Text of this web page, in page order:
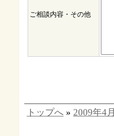
ご相談内容・その他
トップへ » 2009年4月